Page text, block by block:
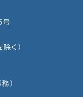
く）
）